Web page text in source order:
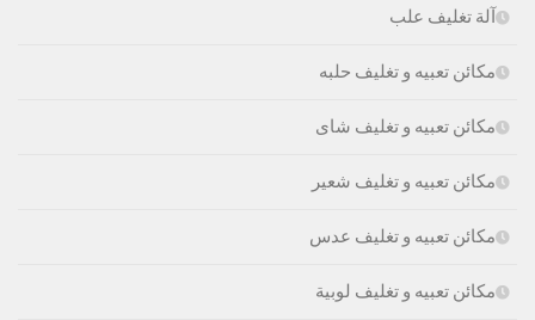
آلة تغليف علب
مكائن تعبيه و تغليف حلبه
مكائن تعبيه و تغليف شاى
مكائن تعبيه و تغليف شعير
مكائن تعبيه و تغليف عدس
مكائن تعبيه و تغليف لوبية